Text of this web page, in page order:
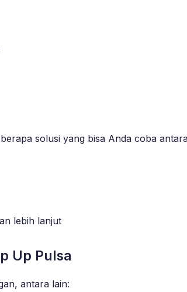
solusi yang bisa Anda coba
lebih lanjut
Up Pulsa
antara lain: